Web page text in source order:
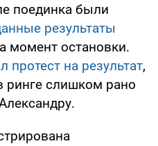
поединка были
результаты
момент остановки.
протест на результат,
ринге слишком рано